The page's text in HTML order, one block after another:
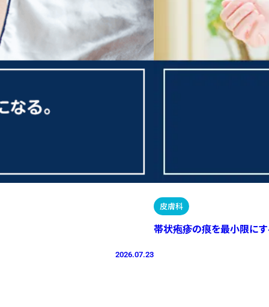
2026.07.23
皮膚科
帯状疱疹の痕を最小限にす